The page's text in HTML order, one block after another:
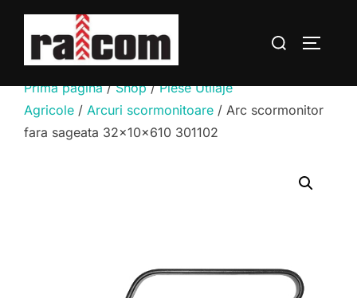
conținut
Caută
Prima pagină/Shop/Piese Utilaje
Agricole / Arcuri scormonitoare / Arc scormonitor
fara sageata 32x10x610 301102